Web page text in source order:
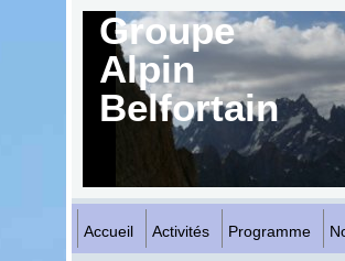
Groupe
Alpin
Belfortain
Accueil Activités Programme